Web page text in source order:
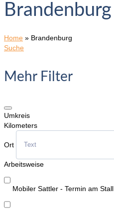
Brandenburg
Home » Brandenburg
Suche
Mehr Filter
Umkreis
Kilometers
Ort
Arbeitsweise
Mobiler Sattler - Termin am Stall